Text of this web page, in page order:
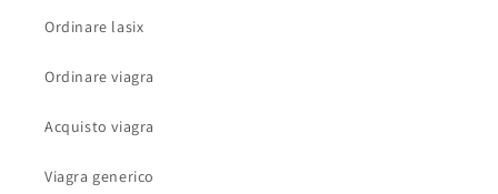
Ordinare lasix
Ordinare viagra
Acquisto viagra
Viagra generico